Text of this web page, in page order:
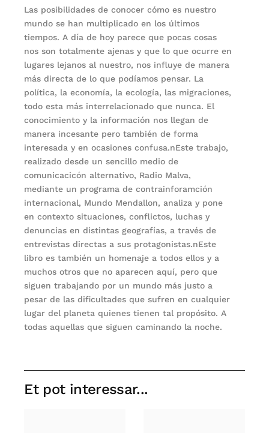
Las posibilidades de conocer cómo es nuestro
mundo se han multiplicado en los últimos
tiempos. A día de hoy parece que pocas cosas
nos son totalmente ajenas y que lo que ocurre en
lugares lejanos al nuestro, nos influye de manera
más directa de lo que podíamos pensar. La
política, la economía, la ecología, las migraciones,
todo esta más interrelacionado que nunca. El
conocimiento y la información nos llegan de
manera incesante pero también de forma
interesada y en ocasiones confusa.nEste trabajo,
realizado desde un sencillo medio de
comunicacicón alternativo, Radio Malva,
mediante un programa de contrainforamción
internacional, Mundo Mendallon, analiza y pone
en contexto situaciones, conflictos, luchas y
denuncias en distintas geografías, a través de
entrevistas directas a sus protagonistas.nEste
libro es también un homenaje a todos ellos y a
muchos otros que no aparecen aquí, pero que
siguen trabajando por un mundo más justo a
pesar de las dificultades que sufren en cualquier
lugar del planeta quienes tienen tal propósito. A
todas aquellas que siguen caminando la noche.
Et pot interessar...